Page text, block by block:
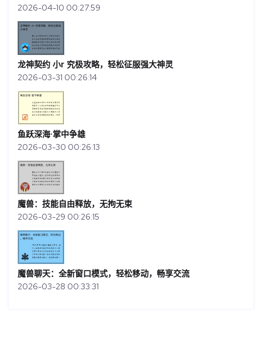
2026-04-10 00:27:59
龙神契约 小r 究极攻略，轻松征服强大神灵
2026-03-31 00:26:14
鱼跃深海·掌中争雄
2026-03-30 00:26:13
魔兽：技能自由释放，无拘无束
2026-03-29 00:26:15
魔兽聊天：全新窗口模式，轻松移动，畅享交流
2026-03-28 00:33:31